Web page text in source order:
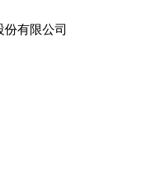
有限公司